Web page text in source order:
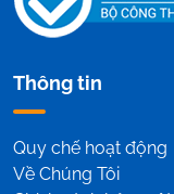
Thông tin
Quy chế hoạt động
Về Chúng Tôi